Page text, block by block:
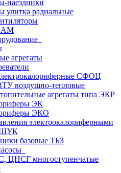
наездники
улитка радиальные
агрегаты
СФОЦ
воздушно-тепловые
агрегаты типа ЭКР
ЭК
ЭКО
электрокалориферными
ШУК
базовые ТБЗ
ЦНСГ многоступенчатые